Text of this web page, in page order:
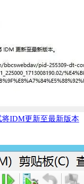
IDM更新至最新版本